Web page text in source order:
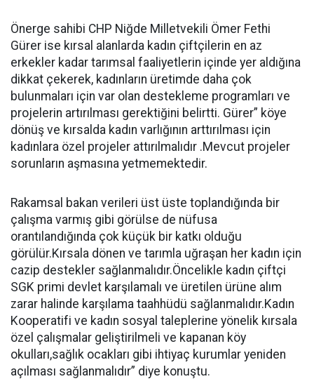
Önerge sahibi CHP Niğde Milletvekili Ömer Fethi
Gürer ise kırsal alanlarda kadın çiftçilerin en az
erkekler kadar tarımsal faaliyetlerin içinde yer aldığına
dikkat çekerek, kadınların üretimde daha çok
bulunmaları için var olan destekleme programları ve
projelerin artırılması gerektiğini belirtti. Gürer” köye
dönüş ve kırsalda kadın varlığının arttırılması için
kadınlara özel projeler attırılmalıdır .Mevcut projeler
sorunların aşmasına yetmemektedir.
Rakamsal bakan verileri üst üste toplandığında bir
çalışma varmış gibi görülse de nüfusa
orantılandığında çok küçük bir katkı olduğu
görülür.Kırsala dönen ve tarımla uğraşan her kadın için
cazip destekler sağlanmalıdır.Öncelikle kadın çiftçi
SGK primi devlet karşılamalı ve üretilen ürüne alım
zarar halinde karşılama taahhüdü sağlanmalıdır.Kadın
Kooperatifi ve kadın sosyal taleplerine yönelik kırsala
özel çalışmalar geliştirilmeli ve kapanan köy
okulları,sağlık ocakları gibi ihtiyaç kurumlar yeniden
açılması sağlanmalıdır” diye konuştu.